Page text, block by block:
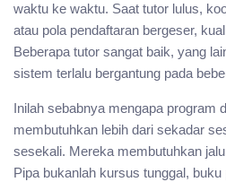
waktu ke waktu. Saat tutor lulus,
atau pola pendaftaran bergeser,
Beberapa tutor sangat baik, yang
sistem terlalu bergantung pada
Inilah sebabnya mengapa program
membutuhkan lebih dari sekadar
sesekali. Mereka membutuhkan
Pipa bukanlah kursus tunggal,